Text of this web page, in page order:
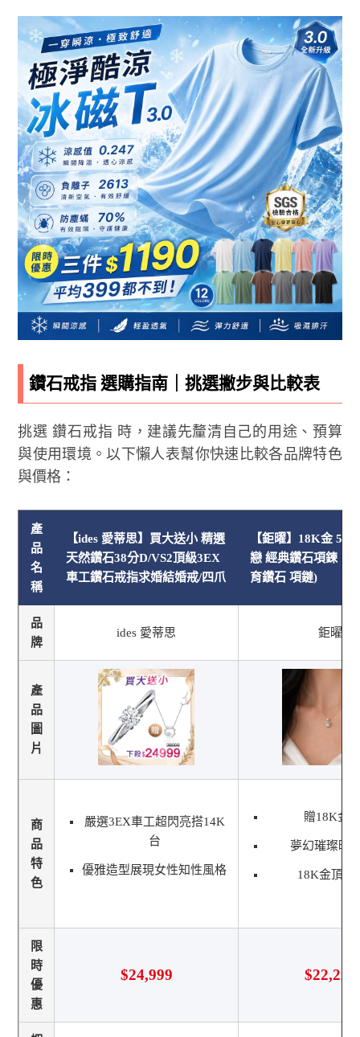
鑽石戒指 選購指南｜挑選撇步與比較表
挑選 鑽石戒指 時，建議先釐清自己的用途、預算
與使用環境。以下懶人表幫你快速比較各品牌特色
與價格：
產
品
名
稱
【ides 愛蒂思】買大送小 精選
天然鑽石38分D/VS2頂級3EX
車工鑽石戒指求婚結婚戒/四爪
【鉅曜】18K金 50
戀 經典鑽石項鍊 三
育鑽石 項鏈)
品
牌
ides 愛蒂思 鉅曜
產
品
圖
片
商
品
特
色
嚴選3EX車工超閃亮搭14K
台
優雅造型展現女性知性風格
贈18K金
夢幻璀璨時
18K金頂級
限
時
優
惠
$24,999 $22,222